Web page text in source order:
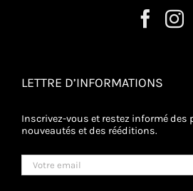
LETTRE D’INFORMATIONS
Inscrivez-vous et restez informé des
nouveautés et des rééditions.